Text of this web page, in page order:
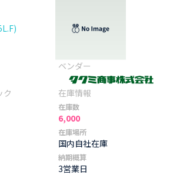
在庫数
6,000
在庫場所
国内自社在庫
納期概算
3営業日